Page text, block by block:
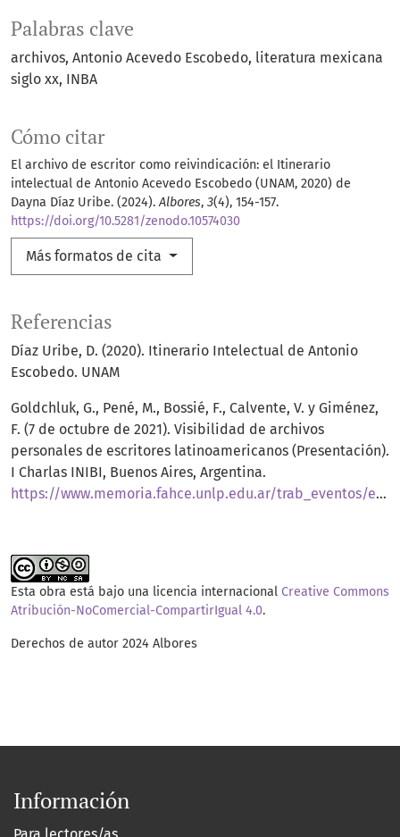
Palabras clave
archivos Antonio Acevedo Escobedo literatura mexicana
siglo xx INBA
Cómo citar
El archivo de escritor como reivindicación: el Itinerario
intelectual de Antonio Acevedo Escobedo (UNAM, 2020) de
Dayna Díaz Uribe. (2024).Albores, 3(4), 154-157.
https://doi.org/10.5281/zenodo.10574030
Más formatos de cita
Referencias
Díaz Uribe, D. (2020). Itinerario Intelectual de Antonio
Escobedo. UNAM
Goldchluk, G., Pené, M., Bossié, F., Calvente, V. y Giménez,
F. (7 de octubre de 2021). Visibilidad de archivos
personales de escritores latinoamericanos (Presentación).
I Charlas INIBI, Buenos Aires, Argentina.
https://www.memoria.fahce.unlp.edu.ar/trab_eventos/ev.14244/ev.14244.pdf
Esta obra está bajo una licencia internacional Creative Commons
Atribución-NoComercial-CompartirIgual 4.0.
Derechos de autor 2024 Albores
Información